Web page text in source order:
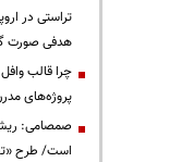
تراستی در
هدفی صورت
چرا قالب
پروژه‌های
صمصامی:
است/ طرح